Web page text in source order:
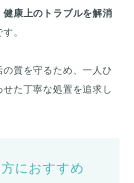
康上のトラブルを解消
す。
質を守るため、一人ひ
せた丁寧な処置を追求し
におすすめ